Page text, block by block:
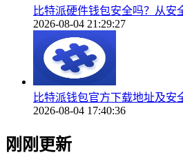
比特派硬件钱包安全吗？从
2026-08-04 21:29:27
比特派钱包官方下载地址及安
2026-08-04 17:40:36
刚刚更新